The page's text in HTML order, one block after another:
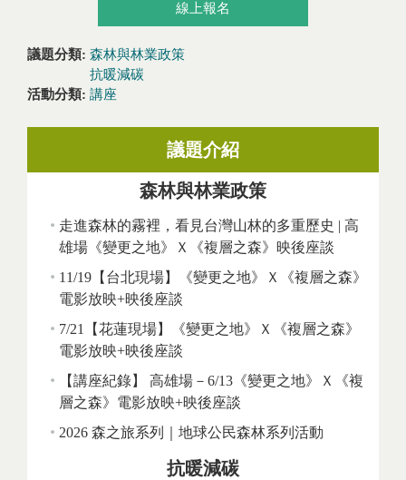
線上報名
議題分類: 森林與林業政策
抗暖減碳
活動分類: 講座
議題介紹
森林與林業政策
走進森林的霧裡，看見台灣山林的多重歷史 | 高
雄場《變更之地》Ｘ《複層之森》映後座談
11/19【台北現場】《變更之地》Ｘ《複層之森》
電影放映+映後座談
7/21【花蓮現場】《變更之地》Ｘ《複層之森》
電影放映+映後座談
【講座紀錄】 高雄場－6/13《變更之地》Ｘ《複
層之森》電影放映+映後座談
2026 森之旅系列｜地球公民森林系列活動
抗暖減碳